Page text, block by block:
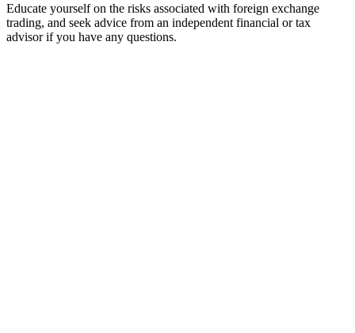
Educate yourself on the risks associated with foreign exchange
trading, and seek advice from an independent financial or tax
advisor if you have any questions.